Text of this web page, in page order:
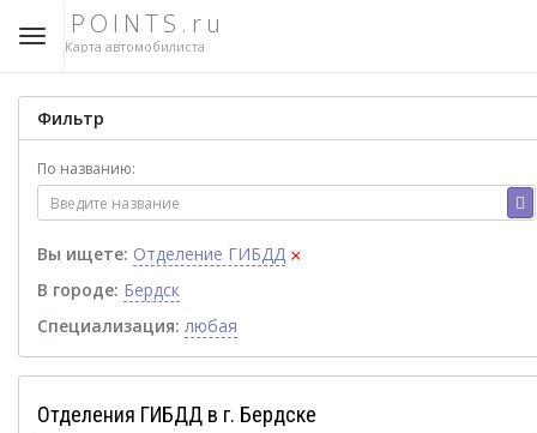
POINTS.ru
Карта автомобилиста
Фильтр
По названию:
Вы ищете: Отделение ГИБДД ×
В городе: Бердск
Специализация: любая
Отделения ГИБДД в г. Бердске